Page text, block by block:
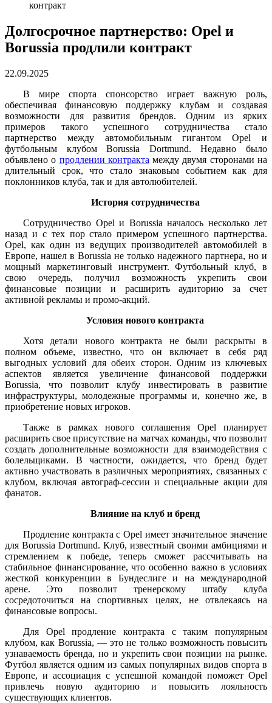
контракт
Долгосрочное партнерство: Opel и
Borussia продлили контракт
22.09.2025
В мире спорта спонсорство играет важную роль,
обеспечивая финансовую поддержку клубам и создавая
возможности для развития брендов. Одним из ярких
примеров такого успешного сотрудничества стало
партнерство между автомобильным гигантом Opel и
футбольным клубом Borussia Dortmund. Недавно было
объявлено о продлении контракта между двумя сторонами на
длительный срок, что стало знаковым событием как для
поклонников клуба, так и для автолюбителей.
История сотрудничества
Сотрудничество Opel и Borussia началось несколько лет
назад и с тех пор стало примером успешного партнерства.
Opel, как один из ведущих производителей автомобилей в
Европе, нашел в Borussia не только надежного партнера, но и
мощный маркетинговый инструмент. Футбольный клуб, в
свою очередь, получил возможность укрепить свои
финансовые позиции и расширить аудиторию за счет
активной рекламы и промо-акций.
Условия нового контракта
Хотя детали нового контракта не были раскрыты в
полном объеме, известно, что он включает в себя ряд
выгодных условий для обеих сторон. Одним из ключевых
аспектов является увеличение финансовой поддержки
Borussia, что позволит клубу инвестировать в развитие
инфраструктуры, молодежные программы и, конечно же, в
приобретение новых игроков.
Также в рамках нового соглашения Opel планирует
расширить свое присутствие на матчах команды, что позволит
создать дополнительные возможности для взаимодействия с
болельщиками. В частности, ожидается, что бренд будет
активно участвовать в различных мероприятиях, связанных с
клубом, включая автограф-сессии и специальные акции для
фанатов.
Влияние на клуб и бренд
Продление контракта с Opel имеет значительное значение
для Borussia Dortmund. Клуб, известный своими амбициями и
стремлением к победе, теперь сможет рассчитывать на
стабильное финансирование, что особенно важно в условиях
жесткой конкуренции в Бундеслиге и на международной
арене. Это позволит тренерскому штабу клуба
сосредоточиться на спортивных целях, не отвлекаясь на
финансовые вопросы.
Для Opel продление контракта с таким популярным
клубом, как Borussia, — это не только возможность повысить
узнаваемость бренда, но и укрепить свои позиции на рынке.
Футбол является одним из самых популярных видов спорта в
Европе, и ассоциация с успешной командой поможет Opel
привлечь новую аудиторию и повысить лояльность
существующих клиентов.